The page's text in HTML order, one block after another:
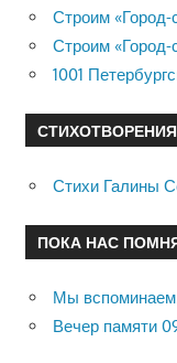
Строим «Город-
Строим «Город-
1001
СТИХОТВОРЕНИЯ
Стихи Галины
ПОКА НАС
Мы
Вечер памяти